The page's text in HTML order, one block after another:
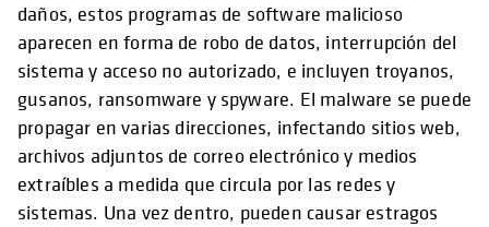
daños, estos programas de software malicioso
aparecen en forma de robo de datos, interrupción del
sistema y acceso no autorizado, e incluyen troyanos,
gusanos, ransomware y spyware. El malware se puede
propagar en varias direcciones, infectando sitios web,
archivos adjuntos de correo electrónico y medios
extraíbles a medida que circula por las redes y
sistemas. Una vez dentro, pueden causar estragos